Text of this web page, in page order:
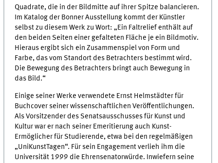
Quadrate, die in der Bildmitte auf ihrer Spitze balancieren.
Im Katalog der Bonner Ausstellung kommt der Künstler
selbst zu diesem Werk zu Wort: „Ein Faltrelief enthält auf
den beiden Seiten einer gefalteten Fläche je ein Bildmotiv.
Hieraus ergibt sich ein Zusammenspiel von Form und
Farbe, das vom Standort des Betrachters bestimmt wird.
Die Bewegung des Betrachters bringt auch Bewegung in
das Bild.“
Einige seiner Werke verwendete Ernst Helmstädter für
Buchcover seiner wissenschaftlichen Veröffentlichungen.
Als Vorsitzender des Senatsausschusses für Kunst und
Kultur war er nach seiner Emeritierung auch Kunst-
Ermöglicher für Studierende, etwa bei den regelmäßigen
„UniKunstTagen“. Für sein Engagement verlieh ihm die
Universität 1999 die Ehrensenatorwürde. Inwiefern seine